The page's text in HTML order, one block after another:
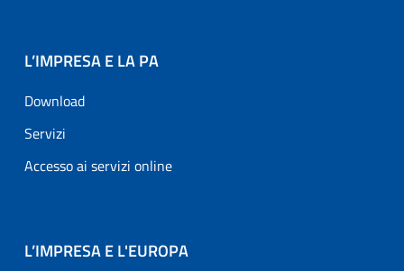
L’IMPRESA E LA PA
Download
Servizi
Accesso ai servizi online
L’IMPRESA E L'EUROPA